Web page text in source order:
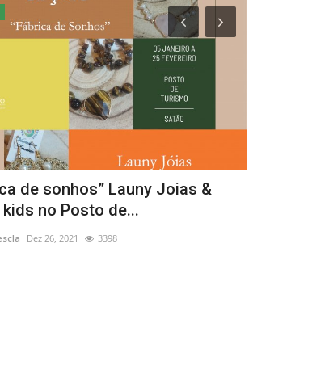
de sonhos” Launy Joias &
kids no Posto de...
Dez 26, 2021 3398